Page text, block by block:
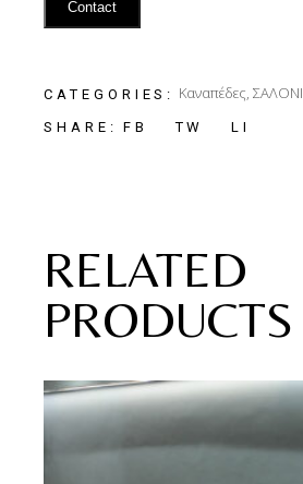
Contact
CATEGORIES: Καναπέδες,ΣΑΛΟΝΙ
SHARE: FB TW LI
RELATED
PRODUCTS